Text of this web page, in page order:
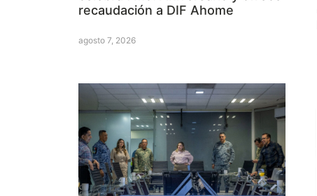
recaudación a DIF Ahome
agosto 7, 2026